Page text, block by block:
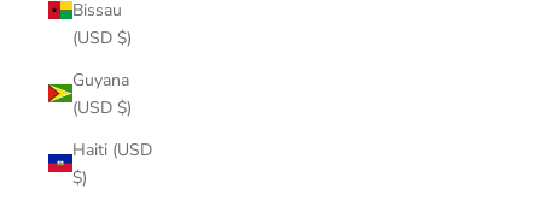
Bissau
(USD $)
Guyana
(USD $)
Haiti (USD
$)